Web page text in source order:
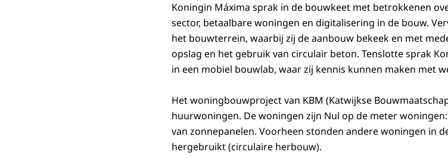
Koningin Máxima sprak in de bouwkeet met betrokkenen
sector, betaalbare woningen en digitalisering in de bouw.
het bouwterrein, waarbij zij de aanbouw bekeek en met
opslag en het gebruik van circulair beton. Tenslotte sprak
in een mobiel bouwlab, waar zij kennis kunnen maken met
Het woningbouwproject van KBM (Katwijkse
huurwoningen. De woningen zijn Nul op de meter
van zonnepanelen. Voorheen stonden andere woningen in
hergebruikt (circulaire herbouw).